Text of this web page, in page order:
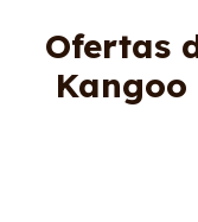
Ofertas
Kangoo